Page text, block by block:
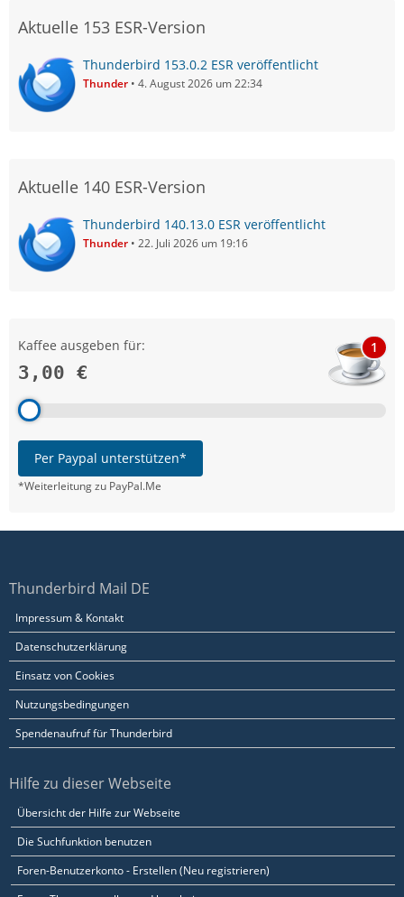
Aktuelle 153 ESR-Version
Thunderbird 153.0.2 ESR veröffentlicht
Thunder 4. August 2026 um 22:34
Aktuelle 140 ESR-Version
Thunderbird 140.13.0 ESR veröffentlicht
Thunder 22. Juli 2026 um 19:16
Kaffee ausgeben für:
3,00 €
1
Per Paypal unterstützen*
*Weiterleitung zu PayPal.Me
Thunderbird Mail DE
Impressum & Kontakt
Datenschutzerklärung
Einsatz von Cookies
Nutzungsbedingungen
Spendenaufruf für Thunderbird
Hilfe zu dieser Webseite
Übersicht der Hilfe zur Webseite
Die Suchfunktion benutzen
Foren-Benutzerkonto - Erstellen (Neu registrieren)